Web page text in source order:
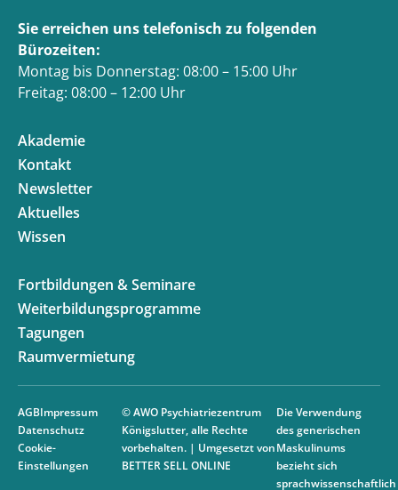
Sie erreichen uns telefonisch zu folgenden
Bürozeiten:
Montag bis Donnerstag: 08:00 – 15:00 Uhr
Freitag: 08:00 – 12:00 Uhr
Akademie
Kontakt
Newsletter
Aktuelles
Wissen
Fortbildungen & Seminare
Weiterbildungsprogramme
Tagungen
Raumvermietung
© AWO Psychiatriezentrum
Königslutter, alle Rechte
vorbehalten. | Umgesetzt von
BETTER SELL ONLINE
AGBImpressum
Datenschutz
Cookie-
Einstellungen
Die Verwendung
des generischen
Maskulinums
bezieht sich
sprachwissenschaftlich